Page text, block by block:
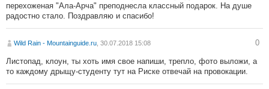
перехоженая "Ала-Арча" преподнесла классный подарок. На душе
радостно стало. Поздравляю и спасибо!
Wild Rain - Mountainguide.ru , 30.07.2018 15:08 0
Листопад, клоун, ты хоть имя свое напиши, трепло, фото выложи, а
то каждому дрыщу-студенту тут на Риске отвечай на провокации.